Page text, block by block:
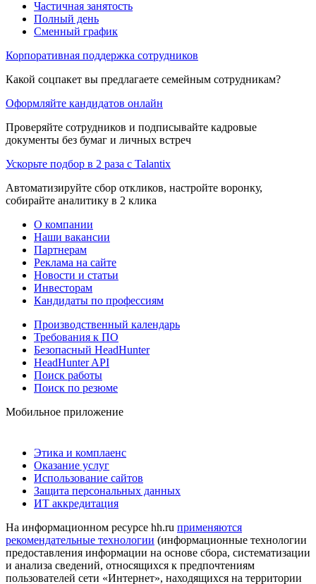
Частичная занятость
Полный день
Сменный график
Корпоративная поддержка сотрудников
Какой соцпакет вы предлагаете семейным сотрудникам?
Оформляйте кандидатов онлайн
Проверяйте сотрудников и подписывайте кадровые
документы без бумаг и личных встреч
Ускорьте подбор в 2 раза с Talantix
Автоматизируйте сбор откликов, настройте воронку,
собирайте аналитику в 2 клика
О компании
Наши вакансии
Партнерам
Реклама на сайте
Новости и статьи
Инвесторам
Кандидаты по профессиям
Производственный календарь
Требования к ПО
Безопасный HeadHunter
HeadHunter API
Поиск работы
Поиск по резюме
Мобильное приложение
Этика и комплаенс
Оказание услуг
Использование сайтов
Защита персональных данных
ИТ аккредитация
На информационном ресурсе hh.ru применяются
рекомендательные технологии (информационные технологии
предоставления информации на основе сбора, систематизации
и анализа сведений, относящихся к предпочтениям
пользователей сети «Интернет», находящихся на территории